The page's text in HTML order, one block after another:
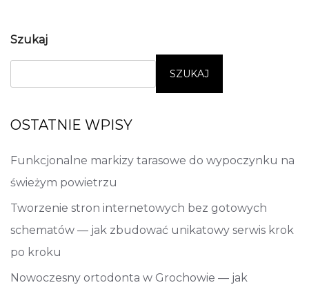
Szukaj
SZUKAJ
OSTATNIE WPISY
Funkcjonalne markizy tarasowe do wypoczynku na
świeżym powietrzu
Tworzenie stron internetowych bez gotowych
schematów — jak zbudować unikatowy serwis krok
po kroku
Nowoczesny ortodonta w Grochowie — jak